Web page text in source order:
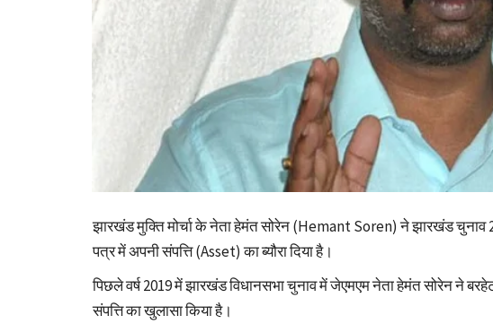
झारखंड मुक्ति मोर्चा के नेता हेमंत सोरेन (Hemant Soren) ने झारखंड चुनाव
पत्र में अपनी संपत्ति (Asset) का ब्यौरा दिया है।
पिछले वर्ष 2019 में झारखंड विधानसभा चुनाव में जेएमएम नेता हेमंत सोरेन ने
संपत्ति का खुलासा किया है।